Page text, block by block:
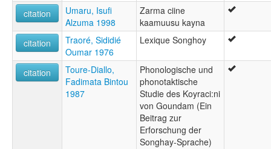
citation
Umaru, Isufi
Alzuma 1998
Zarma ciine
kaamuusu kayna
citation
Traoré, Sididié
Oumar 1976
Lexique Songhoy
citation
Toure-Diallo,
Fadimata Bintou
1987
Phonologische und
phonotaktische
Studie des Koyraci:ni
von Goundam (Ein
Beitrag zur
Erforschung der
Songhay-Sprache)